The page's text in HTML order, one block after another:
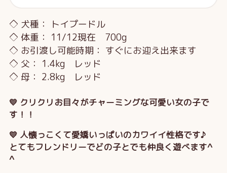
◇ 犬種： トイプードル
◇ 体重： 11/12現在 700g
◇ お引渡し可能時期： すぐにお迎え出来ます
◇ 父： 1.4kg レッド
◇ 母： 2.8kg レッド
💛 クリクリお目々がチャーミングな可愛い女の子で
す！！
💛 人懐っこくて愛嬌いっぱいのカワイイ性格です♪
とてもフレンドリーでどの子とでも仲良く遊べます^
^